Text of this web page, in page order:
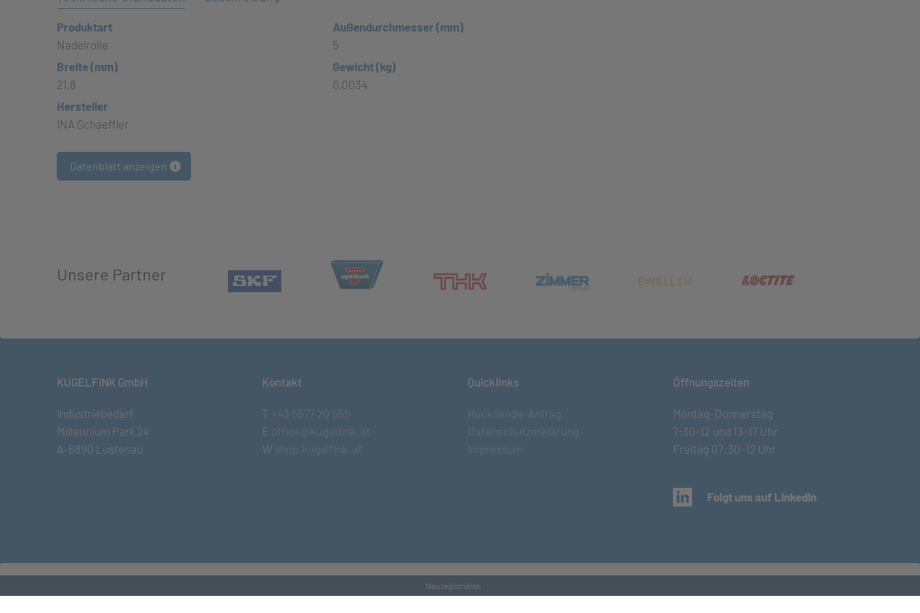
Produktart
Nadelrolle
Außendurchmesser (mm)
5
Breite (mm)
21,8
Gewicht (kg)
0,0034
Hersteller
INA Schaeffler
Datenblatt anzeigen
Unsere Partner (öffnet in neuem Tab)
(öffnet in neuem Tab)(öffnet in neuem Tab)(öffnet in neuem Tab)(öffnet in neuem Tab)
KUGELFINK GmbH
Industriebedarf
Millennium Park 24
A-6890 Lustenau
Kontakt
T +43 5577 20 555
E office@kugelfink.at
W shop.kugelfink.at
Quicklinks
Rücksende-Antrag
Datenschutzerklärung
Impressum
Öffnungszeiten
Montag-Donnerstag
7:30-12 und 13-17 Uhr
Freitag 07:30-12 Uhr
(öffnet in neuem Tab)
Folgt uns auf LinkedIn
Datenschutz•
Neu registrieren